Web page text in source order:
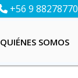
+56 9 88278770
QUIÉNES SOMOS